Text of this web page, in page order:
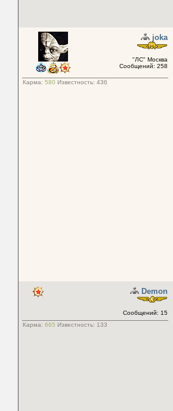
joka
"ЛС" Москва
Сообщений: 258
Карма: 580 Известность: 436
Demon
Сообщений: 15
Карма: 665 Известность: 133